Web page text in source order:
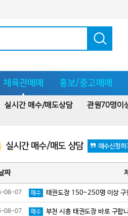
체육관매매 홍보/중고매매
실시간 매수/매도상담 관원70명이
실시간 매수/매도 상담 매수신청하
짜
08-07 매수 태권도장 150~250명 이상 구
08-07 매수 부천 시흥 태권도장 바로 구합